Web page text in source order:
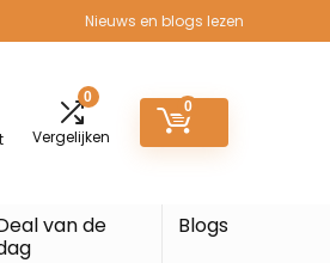
Nieuws en blogs lezen
0
Vergelijken
0
van de
Blogs